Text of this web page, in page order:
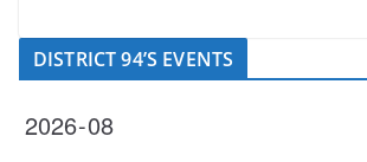
DISTRICT 94’S EVENTS